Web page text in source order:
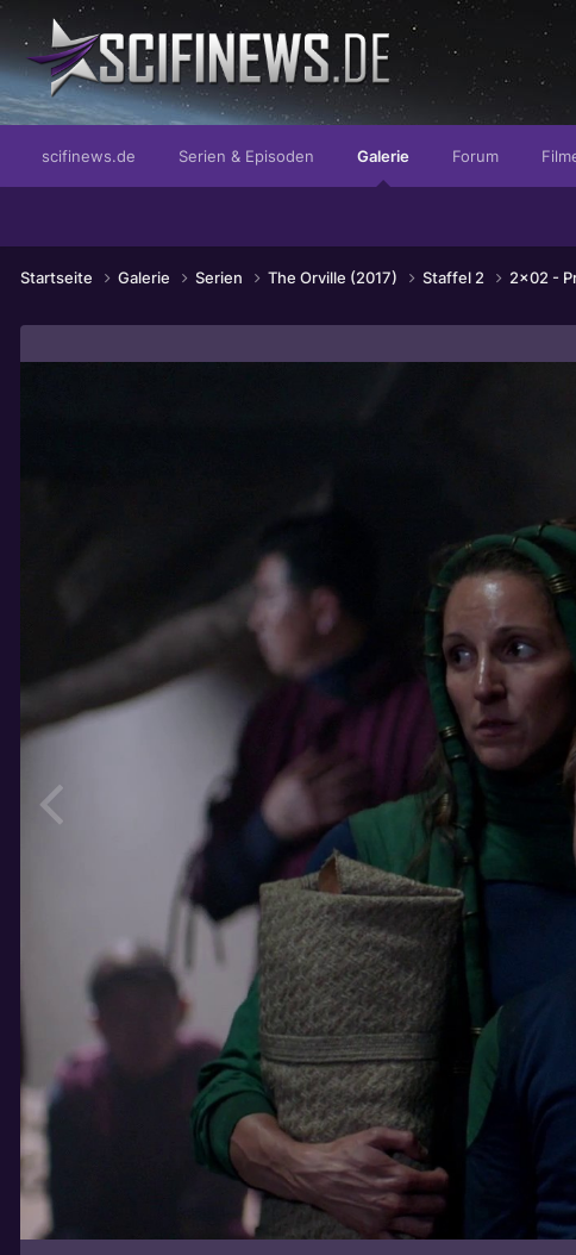
scifinews.de Serien & Episoden Galerie Forum
Startseite Galerie Serien The Orville (2017) Staffel 2 2x02 -